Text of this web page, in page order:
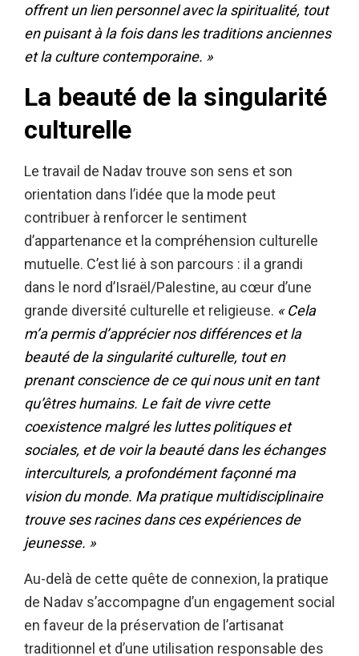
offrent un lien personnel avec la spiritualité, tout
en puisant à la fois dans les traditions anciennes
et la culture contemporaine. »
La beauté de la singularité
culturelle
Le travail de Nadav trouve son sens et son
orientation dans l’idée que la mode peut
contribuer à renforcer le sentiment
d’appartenance et la compréhension culturelle
mutuelle. C’est lié à son parcours : il a grandi
dans le nord d’Israël/Palestine, au cœur d’une
grande diversité culturelle et religieuse. « Cela
m’a permis d’apprécier nos différences et la
beauté de la singularité culturelle, tout en
prenant conscience de ce qui nous unit en tant
qu’êtres humains. Le fait de vivre cette
coexistence malgré les luttes politiques et
sociales, et de voir la beauté dans les échanges
interculturels, a profondément façonné ma
vision du monde. Ma pratique multidisciplinaire
trouve ses racines dans ces expériences de
jeunesse. »
Au-delà de cette quête de connexion, la pratique
de Nadav s’accompagne d’un engagement social
en faveur de la préservation de l’artisanat
traditionnel et d’une utilisation responsable des